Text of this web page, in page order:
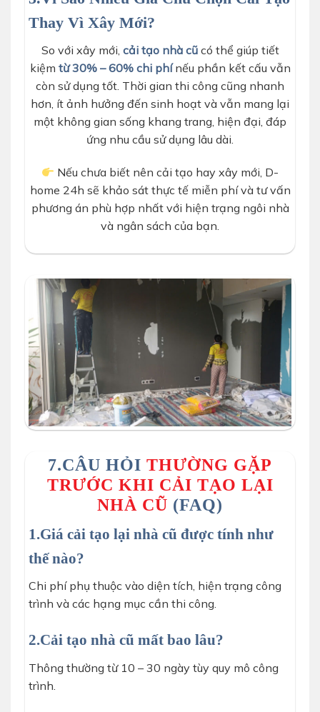
Thay Vì Xây Mới?
So với xây mới, cải tạo nhà cũcó thể giúp tiết
kiệm từ 30% – 60% chi phínếu phần kết cấu vẫn
còn sử dụng tốt. Thời gian thi công cũng nhanh
hơn, ít ảnh hưởng đến sinh hoạt và vẫn mang lại
một không gian sống khang trang, hiện đại, đáp
ứng nhu cầu sử dụng lâu dài.
Nếu chưa biết nên cải tạo hay xây mới, D-
home 24h sẽ khảo sát thực tế miễn phí và tư vấn
phương án phù hợp nhất với hiện trạng ngôi nhà
và ngân sách của bạn.
7.CÂU HỎI THƯỜNG GẶP
TRƯỚC KHI CẢI TẠO LẠI
NHÀ CŨ (FAQ)
1.Giá cải tạo lại nhà cũ được tính như
thế nào?
Chi phí phụ thuộc vào diện tích, hiện trạng công
trình và các hạng mục cần thi công.
2.Cải tạo nhà cũ mất bao lâu?
Thông thường từ 10 – 30 ngày tùy quy mô công
trình.